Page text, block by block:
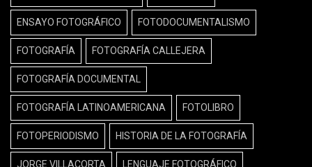
ENSAYO FOTOGRÁFICO FOTODOCUMENTALISMO
FOTOGRAFÍA FOTOGRAFÍA CALLEJERA
FOTOGRAFÍA DOCUMENTAL
FOTOGRAFÍA LATINOAMERICANA FOTOLIBRO
FOTOPERIODISMO HISTORIA DE LA FOTOGRAFÍA
JORGE VILLACORTA LENGUAJE FOTOGRÁFICO